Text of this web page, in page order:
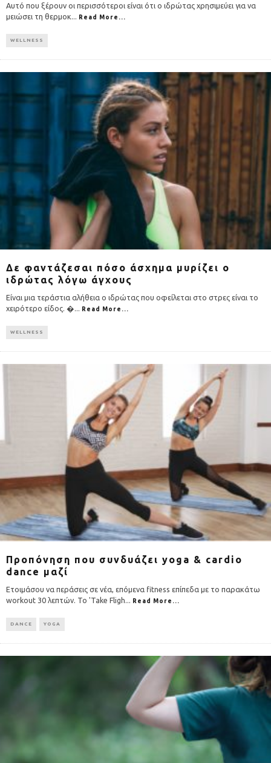
Αυτό που ξέρουν οι περισσότεροι είναι ότι ο ιδρώτας χρησιμεύει για να
μειώσει τη θερμοκ... Read More...
WELLNESS
Δε φαντάζεσαι πόσο άσχημα μυρίζει ο
ιδρώτας λόγω άγχους
Είναι μια τεράστια αλήθεια ο ιδρώτας που οφείλεται στο στρες είναι το
χειρότερο είδος. �... Read More...
WELLNESS
Προπόνηση που συνδυάζει yoga & cardio
dance μαζί
Ετοιμάσου να περάσεις σε νέα, επόμενα fitness επίπεδα με το παρακάτω
workout 30 λεπτών. Το 'Take Fligh
Read More...
DANCE YOGA